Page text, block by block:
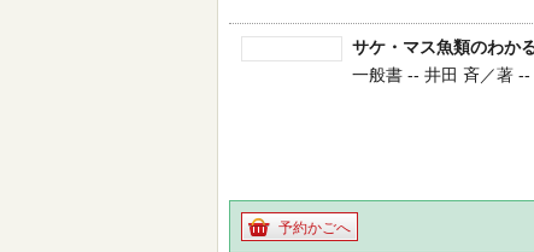
サケ・マス魚類のわか
一般書 -- 井田 斉／著
予約かごへ